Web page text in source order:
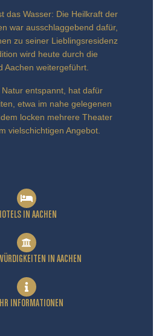
das Wasser: Die Heilkraft der
war ausschlaggebend dafür,
zu seiner Lieblingsresidenz
wird heute durch die
Aachen weitergeführt.
entspannt, hat dafür
etwa im nahe gelegenen
locken mehrere Theater
vielschichtigen Angebot.
IN AACHEN
IN AACHEN
INFORMATIONEN